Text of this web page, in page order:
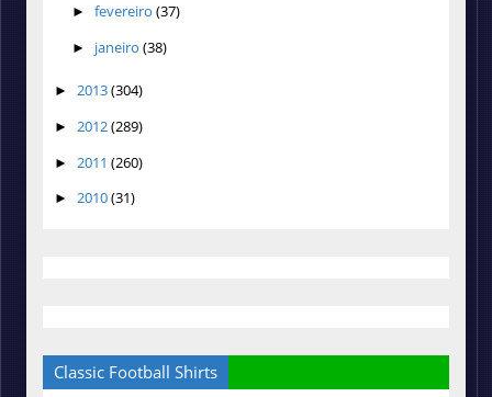
► fevereiro (37)
► janeiro (38)
► 2013(304)
► 2012(289)
► 2011 (260)
► 2010(31)
Classic Football Shirts